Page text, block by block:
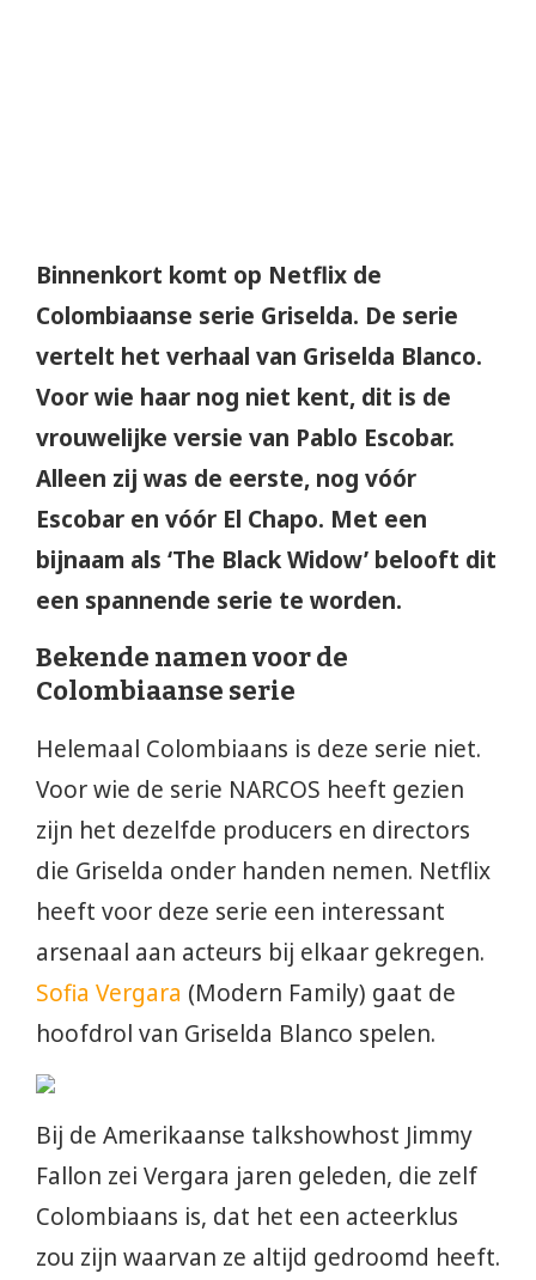
Binnenkort komt op Netflix de
Colombiaanse serie Griselda. De serie
vertelt het verhaal van Griselda Blanco.
Voor wie haar nog niet kent, dit is de
vrouwelijke versie van Pablo Escobar.
Alleen zij was de eerste, nog vóór
Escobar en vóór El Chapo. Met een
bijnaam als ‘The Black Widow’ belooft dit
een spannende serie te worden.
Bekende namen voor de
Colombiaanse serie
Helemaal Colombiaans is deze serie niet.
Voor wie de serie NARCOS heeft gezien
zijn het dezelfde producers en directors
die Griselda onder handen nemen. Netflix
heeft voor deze serie een interessant
arsenaal aan acteurs bij elkaar gekregen.
Sofia Vergara (Modern Family) gaat de
hoofdrol van Griselda Blanco spelen.
Bij de Amerikaanse talkshowhost Jimmy
Fallon zei Vergara jaren geleden, die zelf
Colombiaans is, dat het een acteerklus
zou zijn waarvan ze altijd gedroomd heeft.